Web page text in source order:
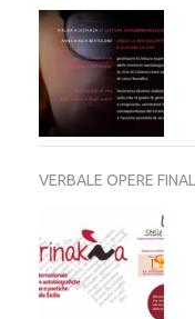
VERBALE OPERE